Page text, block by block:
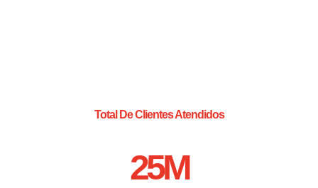
Total De Clientes Atendidos
25M